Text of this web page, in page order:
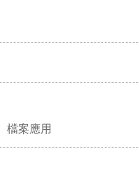
檔案應用